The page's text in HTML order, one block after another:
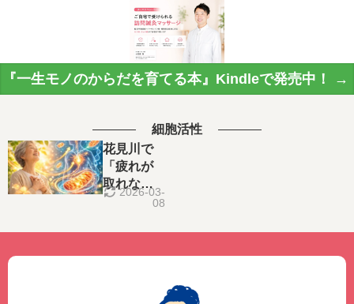
一生モノのからだを育てる本』Kindleで発売中！ →
細胞活性
花見川で
「疲れが
取れな
い」と感
せんか？
2026-03-
08